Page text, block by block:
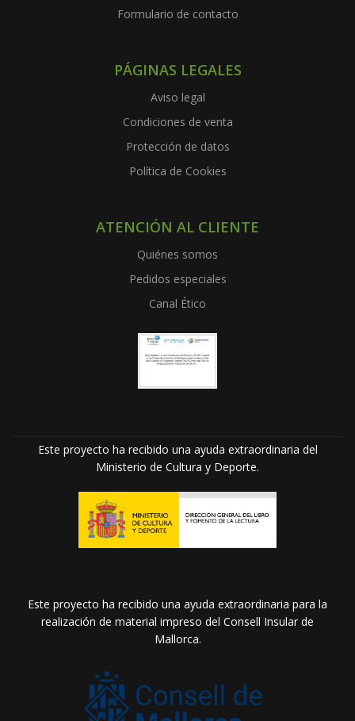
Formulario de contacto
PÁGINAS LEGALES
Aviso legal
Condiciones de venta
Protección de datos
Política de Cookies
ATENCIÓN AL CLIENTE
Quiénes somos
Pedidos especiales
Canal Ético
Este proyecto ha recibido una ayuda extraordinaria del
Ministerio de Cultura y Deporte.
Este proyecto ha recibido una ayuda extraordinaria para la
realización de material impreso del Consell Insular de
Mallorca.